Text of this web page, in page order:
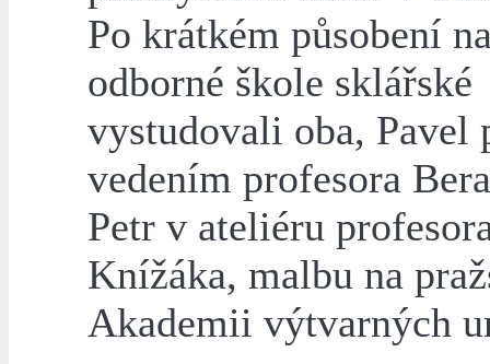
Po krátkém působení
odborné škole sklářské
vystudovali oba, Pavel
vedením profesora
Petr v ateliéru
Knížáka, malbu na
Akademii výtvarných